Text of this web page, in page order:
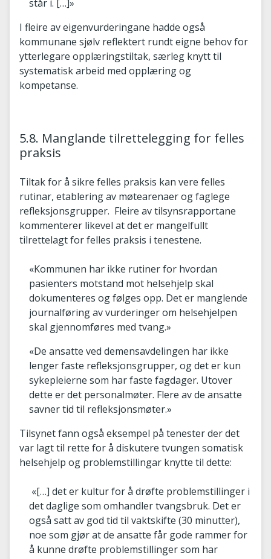
står i. […]»
I fleire av eigenvurderingane hadde også
kommunane sjølv reflektert rundt eigne behov for
ytterlegare opplæringstiltak, særleg knytt til
systematisk arbeid med opplæring og
kompetanse.
5.8. Manglande tilrettelegging for felles
praksis
Tiltak for å sikre felles praksis kan vere felles
rutinar, etablering av møtearenaer og faglege
refleksjonsgrupper. Fleire av tilsynsrapportane
kommenterer likevel at det er mangelfullt
tilrettelagt for felles praksis i tenestene.
«Kommunen har ikke rutiner for hvordan
pasienters motstand mot helsehjelp skal
dokumenteres og følges opp. Det er manglende
journalføring av vurderinger om helsehjelpen
skal gjennomføres med tvang.»
«De ansatte ved demensavdelingen har ikke
lenger faste refleksjonsgrupper, og det er kun
sykepleierne som har faste fagdager. Utover
dette er det personalmøter. Flere av de ansatte
savner tid til refleksjonsmøter.»
Tilsynet fann også eksempel på tenester der det
var lagt til rette for å diskutere tvungen somatisk
helsehjelp og problemstillingar knytte til dette:
«[…] det er kultur for å drøfte problemstillinger i
det daglige som omhandler tvangsbruk. Det er
også satt av god tid til vaktskifte (30 minutter),
noe som gjør at de ansatte får gode rammer for
å kunne drøfte problemstillinger som har